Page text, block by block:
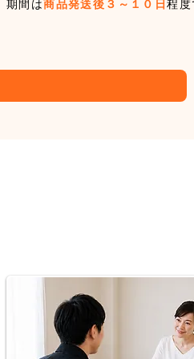
期間は商品発送後３～１０日程度